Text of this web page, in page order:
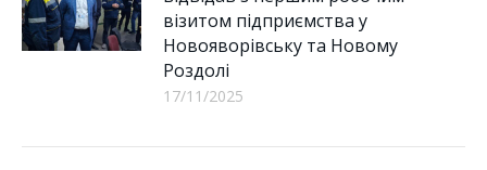
візитом підприємства у
Новояворівську та Новому
Роздолі
17/11/2025